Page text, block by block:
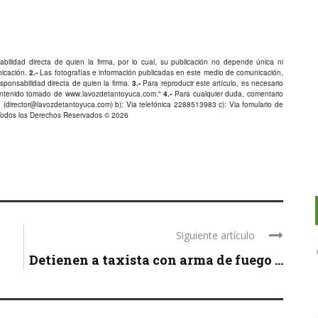
directa de quien la firma, por lo cual, su publicación no depende única ni
2.-
Las fotografías e información publicadas en este medio de comunicación,
directa de quien la firma. 3.- Para reproducir este artículo, es necesario
tomado de
www.lavozdetantoyuca.com ." 4.-
Para cualquier duda, comentario
(director@lavozdetantoyuca.com ) b): Via telefónica 2288513983 c): Via fomulario de
los Derechos Reservados © 2026
Siguiente artículo
Detienen a taxista con arma de fuego ...